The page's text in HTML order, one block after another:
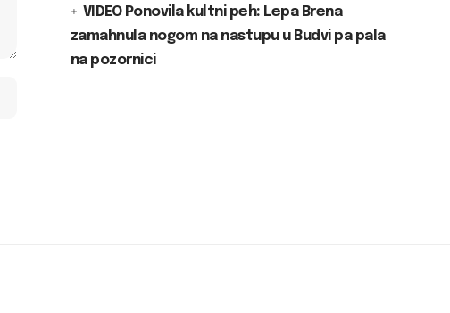
VIDEO Ponovila kultni peh: Lepa Brena
zamahnula nogom na nastupu u Budvi pa pala
na pozornici